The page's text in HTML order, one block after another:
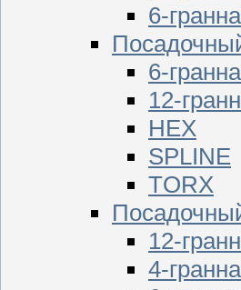
6-
6-
12-
HEX
SPLINE
TORX
12-
4-